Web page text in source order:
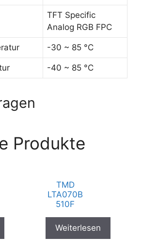
TFT Specific
Analog RGB FPC
-30 ~ 85 °C
-40 ~ 85 °C
Produkte
TMD
LTA070B
510F
Weiterlesen